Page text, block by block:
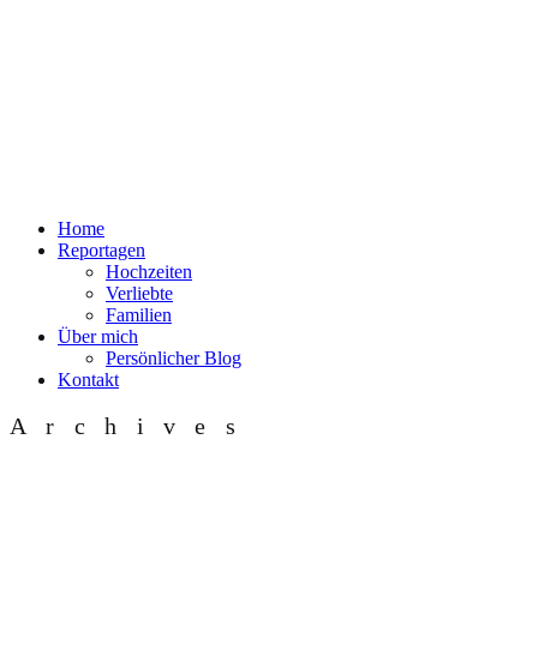
Home
Reportagen
Hochzeiten
Verliebte
Familien
Über mich
Persönlicher Blog
Kontakt
Archives